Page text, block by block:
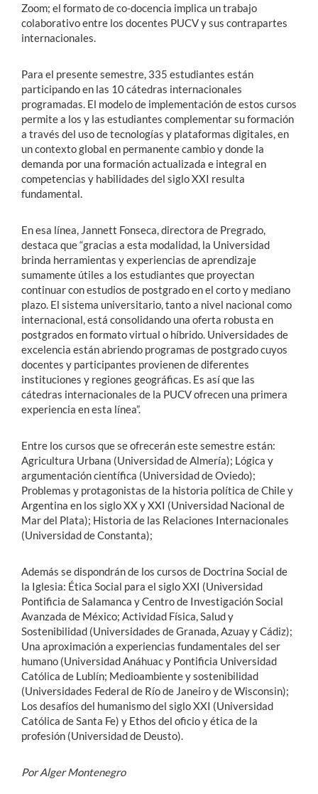
Zoom; el formato de co-docencia implica un trabajo
colaborativo entre los docentes PUCV y sus contrapartes
internacionales.
Para el presente semestre, 335 estudiantes están
participando en las 10 cátedras internacionales
programadas. El modelo de implementación de estos cursos
permite a los y las estudiantes complementar su formación
a través del uso de tecnologías y plataformas digitales, en
un contexto global en permanente cambio y donde la
demanda por una formación actualizada e integral en
competencias y habilidades del siglo XXI resulta
fundamental.
En esa línea, Jannett Fonseca, directora de Pregrado,
destaca que “gracias a esta modalidad, la Universidad
brinda herramientas y experiencias de aprendizaje
sumamente útiles a los estudiantes que proyectan
continuar con estudios de postgrado en el corto y mediano
plazo. El sistema universitario, tanto a nivel nacional como
internacional, está consolidando una oferta robusta en
postgrados en formato virtual o híbrido. Universidades de
excelencia están abriendo programas de postgrado cuyos
docentes y participantes provienen de diferentes
instituciones y regiones geográficas. Es así que las
cátedras internacionales de la PUCV ofrecen una primera
experiencia en esta línea”.
Entre los cursos que se ofrecerán este semestre están:
Agricultura Urbana (Universidad de Almería); Lógica y
argumentación científica (Universidad de Oviedo);
Problemas y protagonistas de la historia política de Chile y
Argentina en los siglo XX y XXI (Universidad Nacional de
Mar del Plata); Historia de las Relaciones Internacionales
(Universidad de Constanta);
Además se dispondrán de los cursos de Doctrina Social de
la Iglesia: Ética Social para el siglo XXI (Universidad
Pontificia de Salamanca y Centro de Investigación Social
Avanzada de México; Actividad Física, Salud y
Sostenibilidad (Universidades de Granada, Azuay y Cádiz);
Una aproximación a experiencias fundamentales del ser
humano (Universidad Anáhuac y Pontificia Universidad
Católica de Lublín; Medioambiente y sostenibilidad
(Universidades Federal de Río de Janeiro y de Wisconsin);
Los desafíos del humanismo del siglo XXI (Universidad
Católica de Santa Fe) y Ethos del oficio y ética de la
profesión (Universidad de Deusto).
Por Alger Montenegro